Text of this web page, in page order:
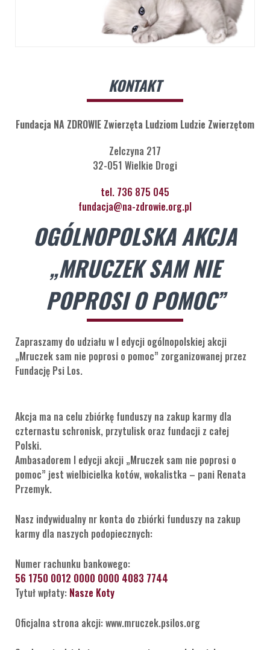
KONTAKT
Fundacja NA ZDROWIE Zwierzęta Ludziom Ludzie Zwierzętom
Zelczyna 217
32-051 Wielkie Drogi
tel. 736 875 045
fundacja@na-zdrowie.org.pl
OGÓLNOPOLSKA AKCJA
„MRUCZEK SAM NIE
POPROSI O POMOC”
Zapraszamy do udziału w I edycji ogólnopolskiej akcji
„Mruczek sam nie poprosi o pomoc” zorganizowanej przez
Fundację Psi Los.
Akcja ma na celu zbiórkę funduszy na zakup karmy dla
czternastu schronisk, przytulisk oraz fundacji z całej
Polski.
Ambasadorem I edycji akcji „Mruczek sam nie poprosi o
pomoc” jest wielbicielka kotów, wokalistka – pani Renata
Przemyk.
Nasz indywidualny nr konta do zbiórki funduszy na zakup
karmy dla naszych podopiecznych:
Numer rachunku bankowego:
56 1750 0012 0000 0000 4083 7744
Tytuł wpłaty: Nasze Koty
Oficjalna strona akcji: www.mruczek.psilos.org